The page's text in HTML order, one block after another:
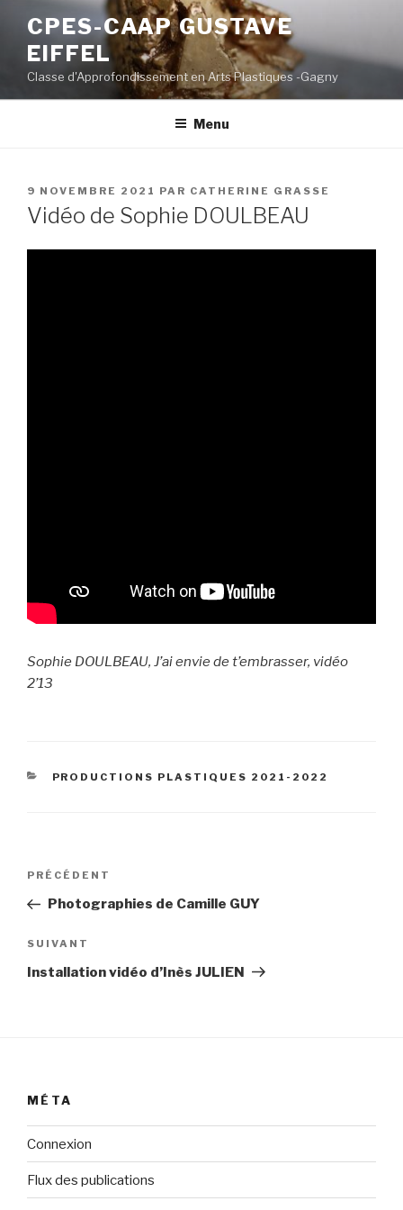
contenu
principal
CPES-CAAP GUSTAVE
EIFFEL
Classe d'Approfondissement en Arts Plastiques -Gagny
Menu
PUBLIÉ
LE
9 NOVEMBRE 2021 PAR CATHERINE GRASSE
Vidéo de Sophie DOULBEAU
Sophie DOULBEAU, J’ai envie de t’embrasser, vidéo
2’13
CATÉGORIES
PRODUCTIONS PLASTIQUES 2021-2022
Navigation
l’article
Article
précédent
PRÉCÉDENT
Photographies de Camille GUY
Article
suivant
SUIVANT
Installation vidéo d’Inès JULIEN
MÉTA
Connexion
Flux des publications